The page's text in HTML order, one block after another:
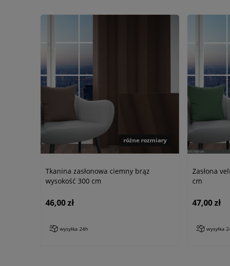
różne rozmiary
Tkanina zasłonowa ciemny brąz
wysokość 300 cm
46,00 zł
wysyłka 24h
Zasłona
cm
47,00 zł
wysyłka